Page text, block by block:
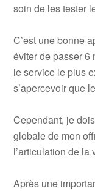
soin de les tester
C’est une bonne
éviter de passer 6
le service le plus
s’apercevoir que
Cependant, je
globale de mon
l’articulation de la
Après une